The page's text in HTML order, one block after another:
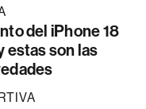
del iPhone 18
estas son las